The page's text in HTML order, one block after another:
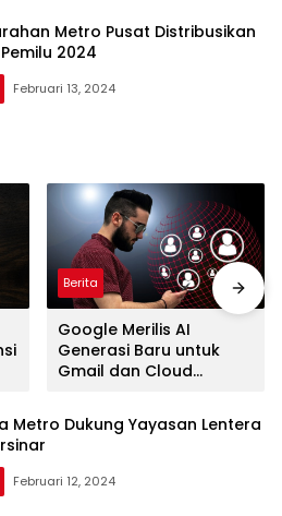
Metro Pusat Distribusikan
2024
Februari 13, 2024
Berita
Google Merilis AI
Generasi Baru untuk
Gmail dan Cloud
Metro Dukung Yayasan Lentera
Februari 12, 2024